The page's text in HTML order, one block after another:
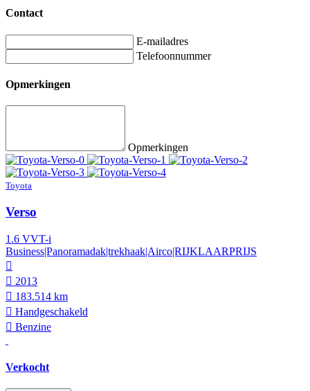
Contact
E-mailadres
Telefoonnummer
Opmerkingen
Opmerkingen
Toyota
Verso
1.6 VVT-i
Business|Panoramadak|trekhaak|Airco|RIJKLAARPRIJS
2013
183.514 km
Hand­geschakeld
Benzine
Verkocht